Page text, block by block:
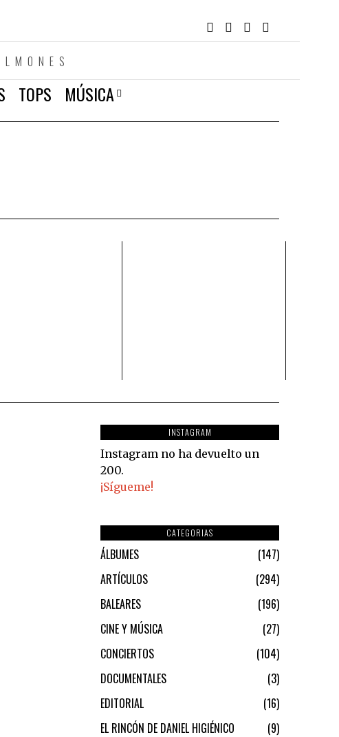
TOPS
MÚSICA
INSTAGRAM
Instagram no ha devuelto un
200.
¡Sígueme!
CATEGORIAS
ÁLBUMES
147
ARTÍCULOS
294
BALEARES
196
CINE Y MÚSICA
27
CONCIERTOS
104
DOCUMENTALES
3
EDITORIAL
16
EL RINCÓN DE DANIEL HIGIÉNICO
9